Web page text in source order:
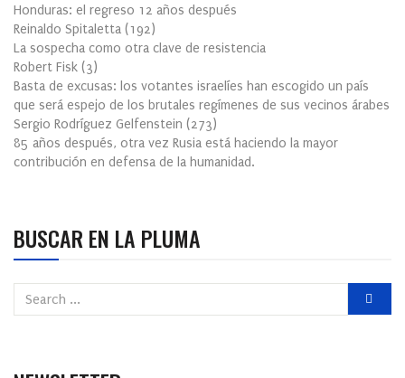
Honduras: el regreso 12 años después
Reinaldo Spitaletta (192)
La sospecha como otra clave de resistencia
Robert Fisk (3)
Basta de excusas: los votantes israelíes han escogido un país
que será espejo de los brutales regímenes de sus vecinos árabes
Sergio Rodríguez Gelfenstein (273)
85 años después, otra vez Rusia está haciendo la mayor
contribución en defensa de la humanidad.
BUSCAR EN LA PLUMA